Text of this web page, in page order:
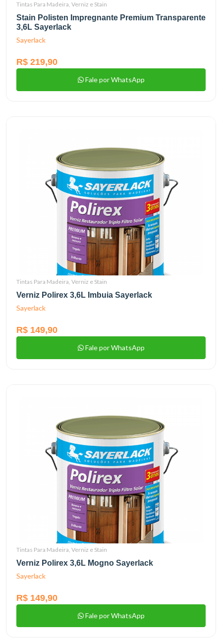
Tintas Para Madeira, Verniz e Stain
Stain Polisten Impregnante Premium Transparente
3,6L Sayerlack
Sayerlack
R$ 219,90
Fale por WhatsApp
Tintas Para Madeira, Verniz e Stain
Verniz Polirex 3,6L Imbuia Sayerlack
Sayerlack
R$ 149,90
Fale por WhatsApp
Tintas Para Madeira, Verniz e Stain
Verniz Polirex 3,6L Mogno Sayerlack
Sayerlack
R$ 149,90
Fale por WhatsApp